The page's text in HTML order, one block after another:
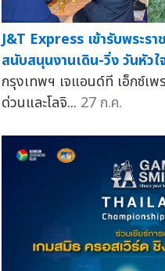
J&T Express เข้ารับพระรา
สนับสนุนงานเดิน-วิ่ง วันหัวใ
กรุงเทพฯ เจแอนด์ที เอ็กซ์เ
ด่วนและโลจิ... 27 ก.ค.